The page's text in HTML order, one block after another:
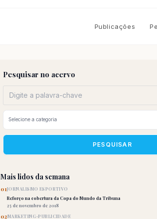
Publicações
Pesquisar no acervo
PESQUISAR
Mais lidos da semana
01JORNALISMO ESPORTIVO
Reforço na cobertura da Copa do Mundo da Tribuna
25 de novembro de 2018
02MARKETING-PUBLICIDADE